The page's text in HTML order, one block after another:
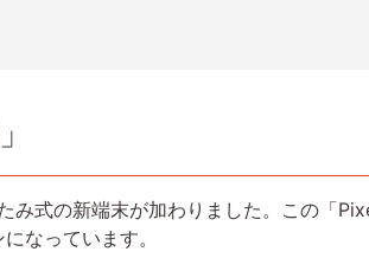
式の新端末が加わりました。この「
なっています。